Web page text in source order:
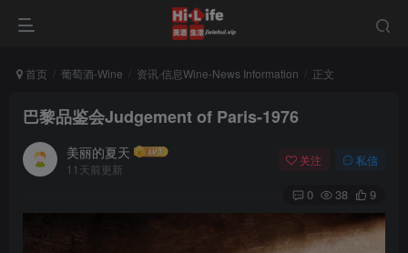
首页 葡萄酒-Wine 资讯·信息Wine-News Information 正文
巴黎品鉴会Judgement of Paris-1976
美丽的夏天
11天前更新
关注 私信
0 38 9